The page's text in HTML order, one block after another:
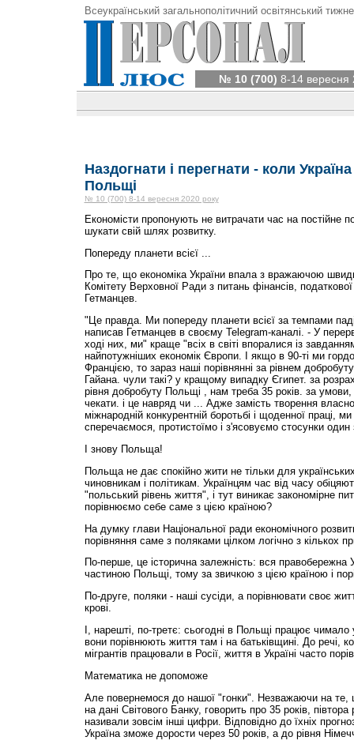
Всеукраїнський загальнополітичний освітянський
№ 10 (700) 8-14 вересня
Наздогнати і перегнати - коли
Польщі
№ 10 (700) 8-14 вересня 2020 року
Економісти пропонують не витрачати час на постійне
шукати свій шлях розвитку.
Попереду планети всієї ...
Про те, що економіка України впала з вражаючою
Комітету Верховної Ради з питань фінансів,
Гетманцев.
"Це правда. Ми попереду планети всієї за темпами
написав Гетманцев в своєму Telegram-каналі. - У
ході них, ми" краще "всіх в світі впоралися із
найпотужніших економік Європи. І якщо в 90-ті ми
Францією, то зараз наші порівнянні за рівнем
Гайана. чули такі? у кращому випадку Єгипет. за
рівня добробуту Польщі , нам треба 35 років. за
чекати. і це навряд чи ... Адже замість творення
міжнародній конкурентній боротьбі і щоденної праці,
сперечаємося, протистоїмо і з'ясовуємо стосунки
І знову Польща!
Польща не дає спокійно жити не тільки для
чиновникам і політикам. Українцям час від часу
"польський рівень життя", і тут виникає закономірне
порівнюємо себе саме з цією країною?
На думку глави Національної ради економічного
порівняння саме з поляками цілком логічно з кількох
По-перше, це історична залежність: вся правобережна
частиною Польщі, тому за звичкою з цією країною і
По-друге, поляки - наші сусіди, а порівнювати своє
крові.
І, нарешті, по-третє: сьогодні в Польщі працює
вони порівнюють життя там і на батьківщині. До речі,
мігрантів працювали в Росії, життя в Україні часто
Математика не допоможе
Але повернемося до нашої "гонки". Незважаючи на
на дані Світового Банку, говорить про 35 років,
називали зовсім інші цифри. Відповідно до їхніх
Україна зможе дорости через 50 років, а до рівня